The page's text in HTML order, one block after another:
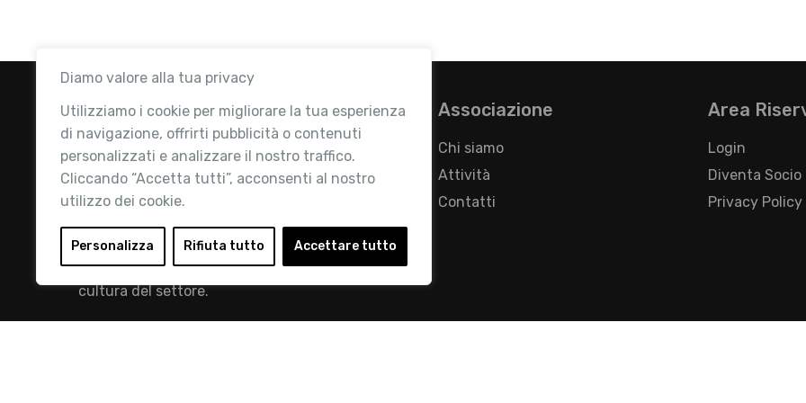
Diamo valore alla tua privacy
Utilizziamo i cookie per migliorare la tua esperienza
di navigazione, offrirti pubblicità o contenuti
personalizzati e analizzare il nostro traffico.
Cliccando “Accetta tutti”, acconsenti al nostro
utilizzo dei cookie.
Personalizza Rifiuta tutto Accettare tutto
Retail Institute Italy è l’Associazione di
riferimento per l'Ecosistema Retail: la nostra
mission è quella di promuovere lo sviluppo e la
cultura del settore.
Associazione
Chi siamo
Attività
Contatti
Area
Login
Diventa Socio
Privacy Policy